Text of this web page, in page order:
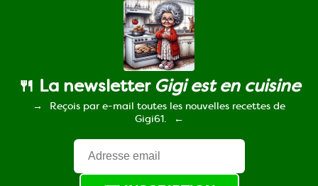
🍴 La newsletter Gigi est en cuisine
Reçois par e-mail toutes les nouvelles recettes de
Gigi61.